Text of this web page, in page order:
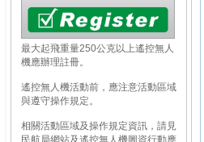
最大起飛重量250公克以上遙控無人
機應辦理註冊。
遙控無人機活動前，應注意活動區域
與遵守操作規定。
相關活動區域及操作規定資訊，請見
民航局網站及遙控無人機圖資行動應